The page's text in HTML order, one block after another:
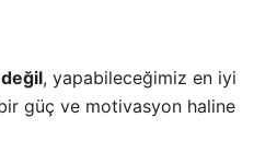
, yapabileceğimiz en iyi
güç ve motivasyon haline